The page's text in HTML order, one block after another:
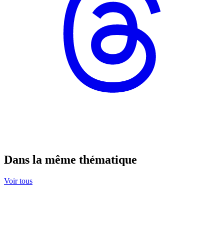
Dans la même thématique
Voir tous